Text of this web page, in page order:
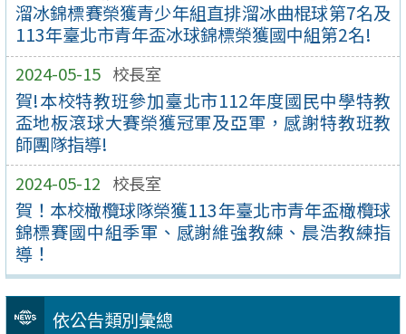
溜冰錦標賽榮獲青少年組直排溜冰曲棍球第7名及
113年臺北市青年盃冰球錦標榮獲國中組第2名!
2024-05-15 校長室
賀!本校特教班參加臺北市112年度國民中學特教
盃地板滾球大賽榮獲冠軍及亞軍，感謝特教班教
師團隊指導!
2024-05-12 校長室
賀！本校橄欖球隊榮獲113年臺北市青年盃橄欖球
錦標賽國中組季軍、感謝維強教練、晨浩教練指
導！
依公告類別彙總